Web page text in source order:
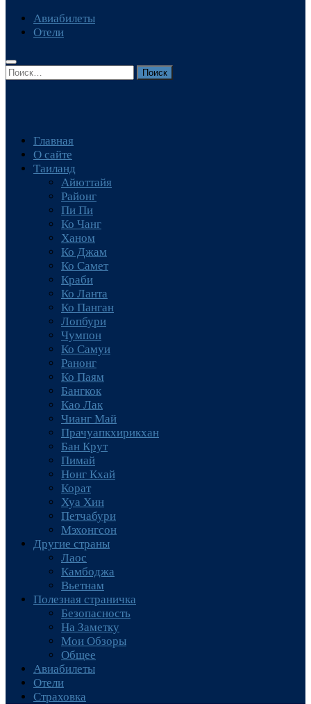
Авиабилеты
Отели
Найти:
Главная
О сайте
Таиланд
Айюттайя
Районг
Пи Пи
Ко Чанг
Ханом
Ко Джам
Ко Самет
Краби
Ко Ланта
Ко Панган
Лопбури
Чумпон
Ко Самуи
Ранонг
Ко Паям
Бангкок
Као Лак
Чианг Май
Прачуапкхирикхан
Бан Крут
Пимай
Нонг Кхай
Корат
Хуа Хин
Петчабури
Мэхонгсон
Другие страны
Лаос
Камбоджа
Вьетнам
Полезная страничка
Безопасность
На Заметку
Мои Обзоры
Общее
Авиабилеты
Отели
Страховка